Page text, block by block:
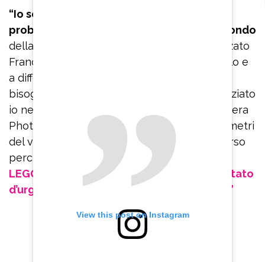
“Io sono un po’ vittima di un sistema
probabilmente sbagliato che parte dal mondo
della moda e dei fotomodelli – ha puntualizzato
Francesco Chiofalo – Io facevo il fotomodello e
a differenza del modello da passarella ha
bisogno di fare il primo piano. Quando ho iniziato
io nel 2010-2011 si scattava in Kodak e non c’era
Photoshop. Quindi tu dovevi avere dei parametri
del viso perfetti per davvero. Adesso è diverso
perché ci stanno le applicazioni”.
LEGGI ANCHE: Francesco Chiofalo trasportato
d’urgenza in ospedale: “Non ci vedo bene”
View this post on Instagram